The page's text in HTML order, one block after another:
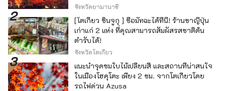
จังหวัดยามานาชิ
[โตเกียว ชินจูกุ ] ซื้อมัทฉะได้ที่นี่! ร้านชาญี่ปุ่น
เก่าแก่ 2 แห่ง ที่คุณสามารถสัมผัสรสชาติต้น
ตำรับได้!
จังหวัดโตเกียว
แนะนำจุดชมใบไม้เปลี่ยนสี และสถานที่น่าสนใจ
ในเมืองโฮคุโตะ เพียง 2 ชม. จากโตเกียวโดย
รถไฟด่วน Azusa